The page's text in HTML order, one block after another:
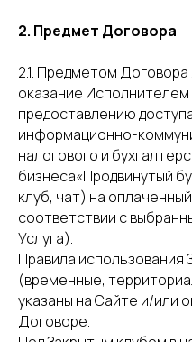
2. Предмет Договора
2.1. Предметом
оказание Исполнителем
предоставлению
информационно-
налогового и
бизнеса«Продвинутый
клуб, чат) на
соответствии с
Услуга).
Правила использования
(временные,
указаны на Сайте и/или
Договоре.